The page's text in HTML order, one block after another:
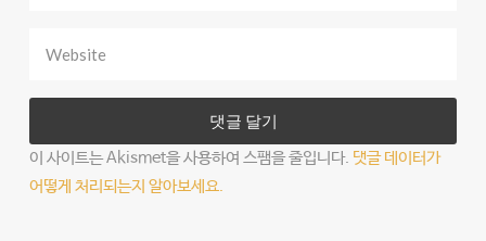
이 사이트는 Akismet을 사용하여 스팸을 줄입니다. 댓글 데이터가
어떻게 처리되는지 알아보세요.